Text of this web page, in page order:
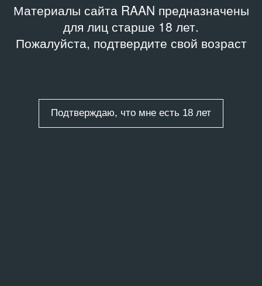
Материалы сайта RAAN предназначены
для лиц старше 18 лет.
Пожалуйста, подтвердите свой возраст
Подтверждаю, что мне есть 18 лет